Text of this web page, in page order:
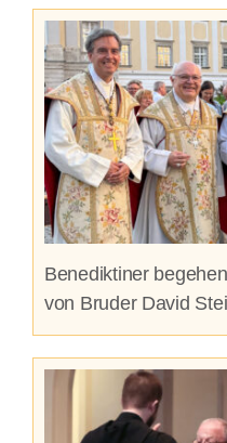
Benediktiner
von Bruder David